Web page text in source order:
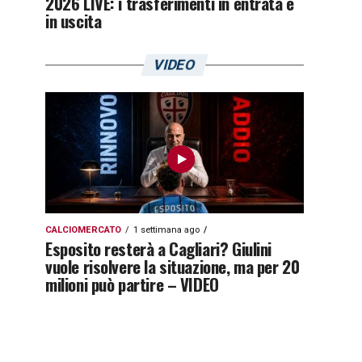
in uscita
VIDEO
CALCIOMERCATO 1 settimana ago
Esposito resterà a Cagliari? Giulini
vuole risolvere la situazione, ma per 20
milioni può partire – VIDEO